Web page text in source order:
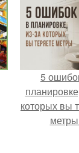
5
которых вы